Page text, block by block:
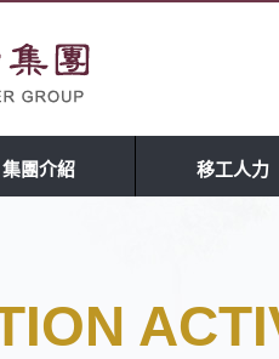
集團介紹 移工人力